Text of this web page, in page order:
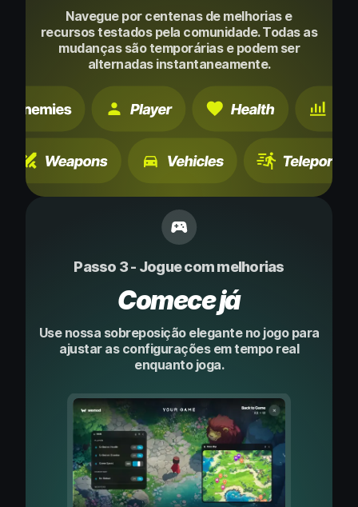
Navegue por centenas de melhorias e
recursos testados pela comunidade. Todas as
mudanças são temporárias e podem ser
alternadas instantaneamente.
Passo 3 - Jogue com melhorias
Comece já
Use nossa sobreposição elegante no jogo para
ajustar as configurações em tempo real
enquanto joga.